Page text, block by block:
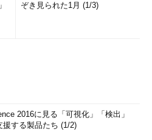
ぞき見られた1月 (1/3)
2016に見る「可視化」「検出」
援する製品たち (1/2)